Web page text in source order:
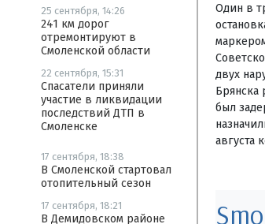
25 сентября, 14:26
241 км дорог
отремонтируют в
Смоленской области
22 сентября, 15:31
Спасатели приняли
участие в ликвидации
последствий ДТП в
Смоленске
17 сентября, 18:38
В Смоленской стартовал
отопительный сезон
17 сентября, 18:21
В Демидовском районе
Один в
двух
Брянска
был
августа